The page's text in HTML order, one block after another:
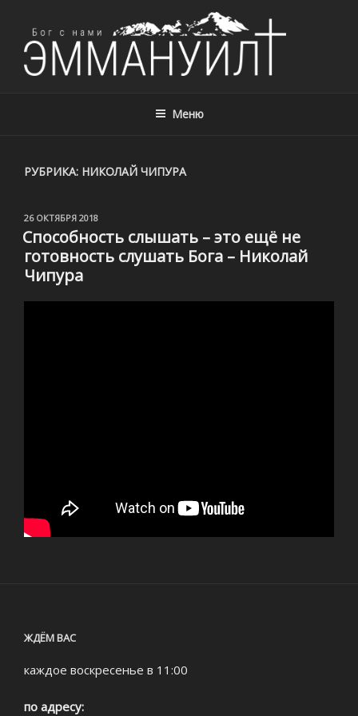
Меню
РУБРИКА: НИКОЛАЙ ЧИПУРА
ОПУБЛИКОВАНО
26 ОКТЯБРЯ 2018
Способность слышать – это ещё не
готовность слушать Бога – Николай
Чипура
ЖДЁМ ВАС
каждое воскресенье в 11:00
по адресу: